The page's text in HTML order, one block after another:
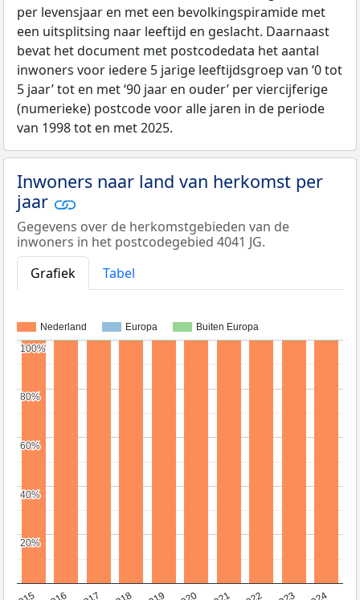
per levensjaar en met een bevolkingspiramide met
een uitsplitsing naar leeftijd en geslacht. Daarnaast
bevat het document met postcodedata het aantal
inwoners voor iedere 5 jarige leeftijdsgroep van ‘0 tot
5 jaar’ tot en met ‘90 jaar en ouder’ per viercijferige
(numerieke) postcode voor alle jaren in de periode
van 1998 tot en met 2025.
Inwoners naar land van herkomst per
jaar
Gegevens over de herkomstgebieden van de
inwoners in het postcodegebied 4041 JG.
Grafiek
Tabel
Nederland Europa Buiten Europa
20%
20%
40%
40%
60%
60%
80%
80%
100%
100%